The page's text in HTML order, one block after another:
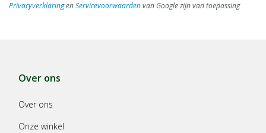
PrivacyverklaringenServicevoorwaardenvan Google zijn van toepassing
Over ons
Over ons
Onze winkel